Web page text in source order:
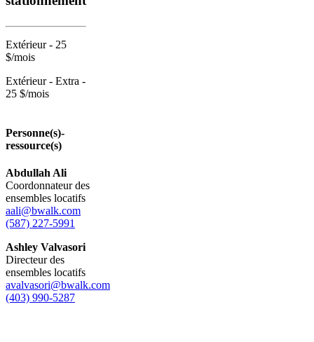
Extérieur - 25
$/mois
Extérieur - Extra -
25 $/mois
Personne(s)-
ressource(s)
Abdullah Ali
Coordonnateur des
ensembles locatifs
aali@bwalk.com
(587) 227-5991
Ashley Valvasori
Directeur des
ensembles locatifs
avalvasori@bwalk.com
(403) 990-5287